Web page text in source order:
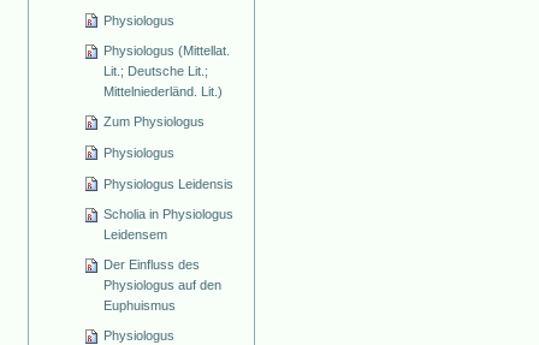
Physiologus
Physiologus (Mittellat.
Lit.; Deutsche Lit.;
Mittelniederländ. Lit.)
Zum Physiologus
Physiologus
Physiologus Leidensis
Scholia in Physiologus
Leidensem
Der Einfluss des
Physiologus auf den
Euphuismus
Physiologus